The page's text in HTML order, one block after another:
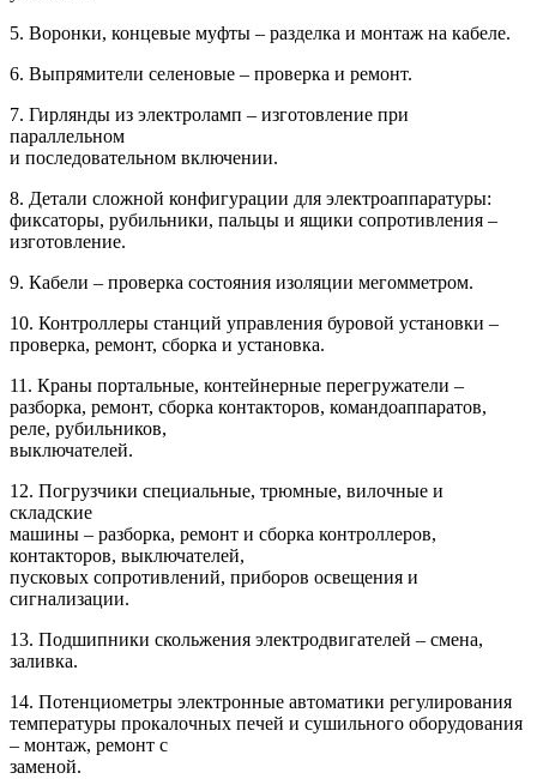
5. Воронки, концевые муфты – разделка и монтаж на кабеле.
6. Выпрямители селеновые – проверка и ремонт.
7. Гирлянды из электроламп – изготовление при
параллельном
и последовательном включении.
8. Детали сложной конфигурации для электроаппаратуры:
фиксаторы, рубильники, пальцы и ящики сопротивления –
изготовление.
9. Кабели – проверка состояния изоляции мегомметром.
10. Контроллеры станций управления буровой установки –
проверка, ремонт, сборка и установка.
11. Краны портальные, контейнерные перегружатели –
разборка, ремонт, сборка контакторов, командоаппаратов,
реле, рубильников,
выключателей.
12. Погрузчики специальные, трюмные, вилочные и
складские
машины – разборка, ремонт и сборка контроллеров,
контакторов, выключателей,
пусковых сопротивлений, приборов освещения и
сигнализации.
13. Подшипники скольжения электродвигателей – смена,
заливка.
14. Потенциометры электронные автоматики регулирования
температуры прокалочных печей и сушильного оборудования
– монтаж, ремонт с
заменой.